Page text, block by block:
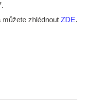
můžete zhlédnout ZDE.